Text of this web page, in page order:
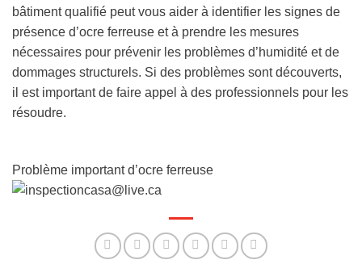
bâtiment qualifié peut vous aider à identifier les signes de
présence d’ocre ferreuse et à prendre les mesures
nécessaires pour prévenir les problèmes d’humidité et de
dommages structurels. Si des problèmes sont découverts,
il est important de faire appel à des professionnels pour les
résoudre.
Problème important d’ocre ferreuse